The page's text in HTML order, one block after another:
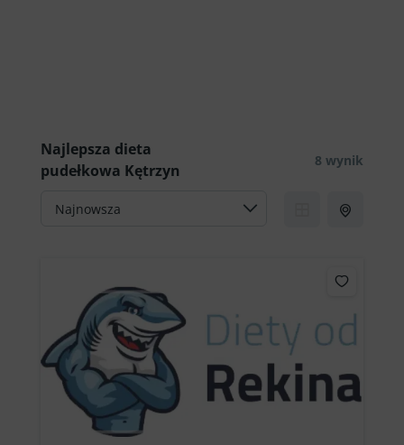
Najlepsza dieta
pudełkowa Kętrzyn
8 wynik